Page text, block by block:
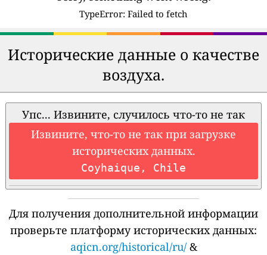
TypeError: Failed to fetch
Исторические данные о качестве
воздуха.
Упс... Извините, случилось что-то не так
Извините, что-то не так при загрузке
исторических данных.
Coyhaique, Chile
Для получения дополнительной информации
проверьте платформу исторических данных:
aqicn.org/historical/ru/&